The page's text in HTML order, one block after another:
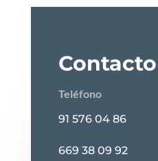
Contacto
Teléfono
91 576 04 86
669 38 09 92